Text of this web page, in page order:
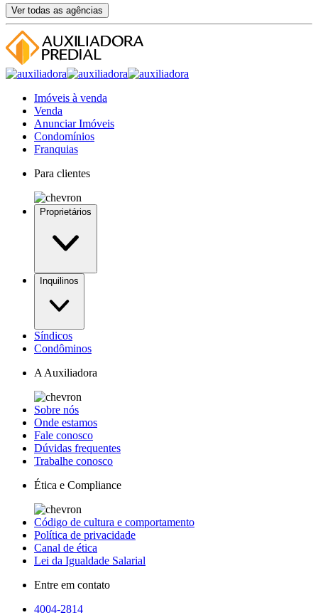
Ver todas as agências
Imóveis à venda
Venda
Anunciar Imóveis
Condomínios
Franquias
Para clientes
Proprietários
Inquilinos
Síndicos
Condôminos
A Auxiliadora
Sobre nós
Onde estamos
Fale conosco
Dúvidas frequentes
Trabalhe conosco
Ética e Compliance
Código de cultura e comportamento
Política de privacidade
Canal de ética
Lei da Igualdade Salarial
Entre em contato
4004-2814